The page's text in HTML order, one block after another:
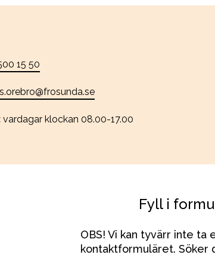
15 50
vardagar klockan 08.00-17.00
Fyll i
OBS! Vi kan tyvärr inte ta
kontaktformuläret. Söker